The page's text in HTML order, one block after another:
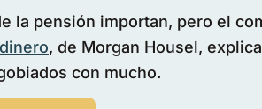
la pensión importan, pero el
, de Morgan Housel,
con mucho.